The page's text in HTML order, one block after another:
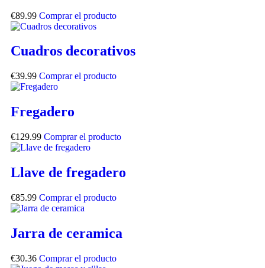
€89.99 Comprar el producto
Cuadros decorativos
€39.99 Comprar el producto
Fregadero
€129.99 Comprar el producto
Llave de fregadero
€85.99 Comprar el producto
Jarra de ceramica
€30.36 Comprar el producto